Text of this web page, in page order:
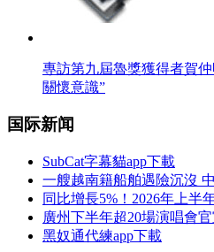
專訪第九屆魯獎獲得者賀
關懷意識”
国际新闻
SubCat字幕貓app下載
一艘越南籍船舶遇險沉沒
同比增長5%！2026年上半
廣州下半年超20場演唱會
黑奴通代練app下載